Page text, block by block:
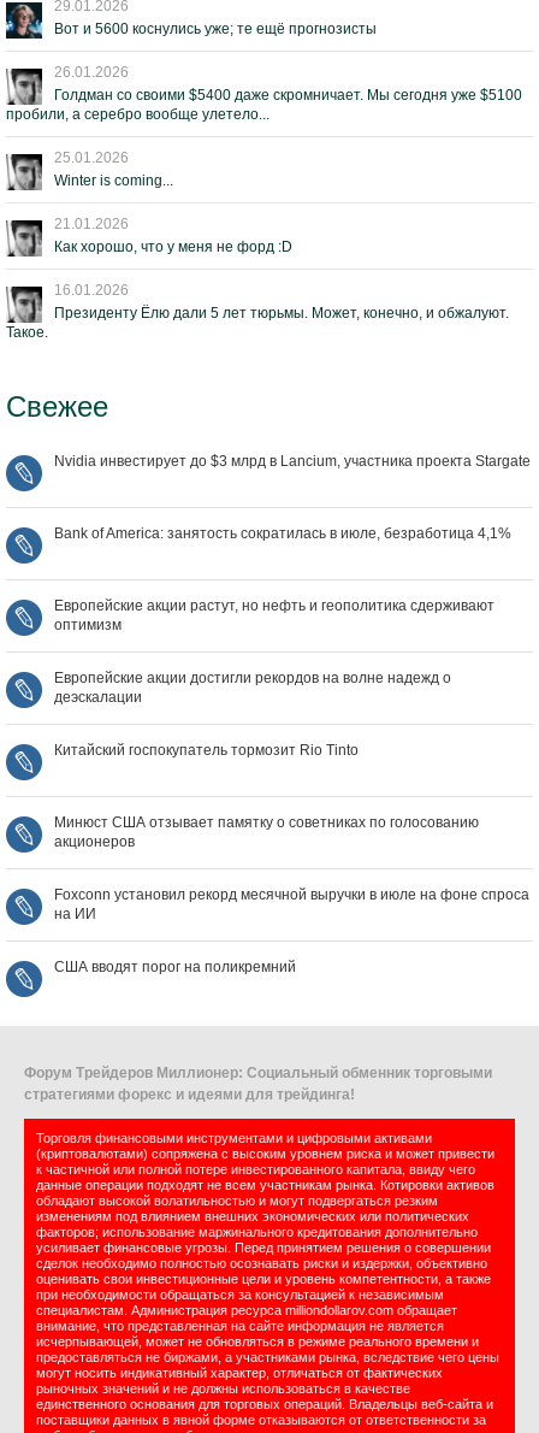
29.01.2026
Вот и 5600 коснулись уже; те ещё прогнозисты
26.01.2026
Голдман со своими $5400 даже скромничает. Мы сегодня уже $5100
пробили, а серебро вообще улетело...
25.01.2026
Winter is coming...
21.01.2026
Как хорошо, что у меня не форд :D
16.01.2026
Президенту Ёлю дали 5 лет тюрьмы. Может, конечно, и обжалуют.
Такое.
Свежее
Nvidia инвестирует до $3 млрд в Lancium, участника проекта Stargate
Bank of America: занятость сократилась в июле, безработица 4,1%
Европейские акции растут, но нефть и геополитика сдерживают
оптимизм
Европейские акции достигли рекордов на волне надежд о
деэскалации
Китайский госпокупатель тормозит Rio Tinto
Минюст США отзывает памятку о советниках по голосованию
акционеров
Foxconn установил рекорд месячной выручки в июле на фоне спроса
на ИИ
США вводят порог на поликремний
Форум Трейдеров Миллионер: Социальный обменник торговыми
стратегиями форекс и идеями для трейдинга!
Торговля финансовыми инструментами и цифровыми активами
(криптовалютами) сопряжена с высоким уровнем риска и может привести
к частичной или полной потере инвестированного капитала, ввиду чего
данные операции подходят не всем участникам рынка. Котировки активов
обладают высокой волатильностью и могут подвергаться резким
изменениям под влиянием внешних экономических или политических
факторов; использование маржинального кредитования дополнительно
усиливает финансовые угрозы. Перед принятием решения о совершении
сделок необходимо полностью осознавать риски и издержки, объективно
оценивать свои инвестиционные цели и уровень компетентности, а также
при необходимости обращаться за консультацией к независимым
специалистам. Администрация ресурса milliondollarov.com обращает
внимание, что представленная на сайте информация не является
исчерпывающей, может не обновляться в режиме реального времени и
предоставляться не биржами, а участниками рынка, вследствие чего цены
могут носить индикативный характер, отличаться от фактических
рыночных значений и не должны использоваться в качестве
единственного основания для торговых операций. Владельцы веб-сайта и
поставщики данных в явной форме отказываются от ответственности за